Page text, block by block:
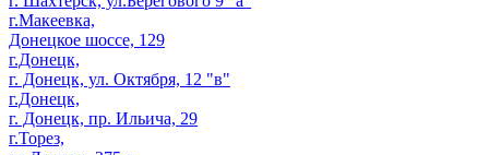
г.Макеевка,
Донецкое шоссе, 129
г.Донецк,
г. Донецк, ул. Октября, 12 "в"
г.Донецк,
г. Донецк, пр. Ильича, 29
г.Торез,